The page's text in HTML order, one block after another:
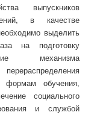
выпускников
в качестве
выделить
на подготовку
механизма
обучения,
социального
и службой